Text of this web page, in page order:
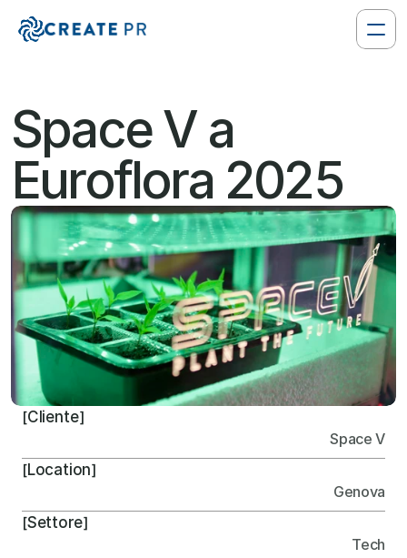
Space V a
Euroflora 2025
[Cliente]
Space V
[Location]
Genova
[Settore]
Tech